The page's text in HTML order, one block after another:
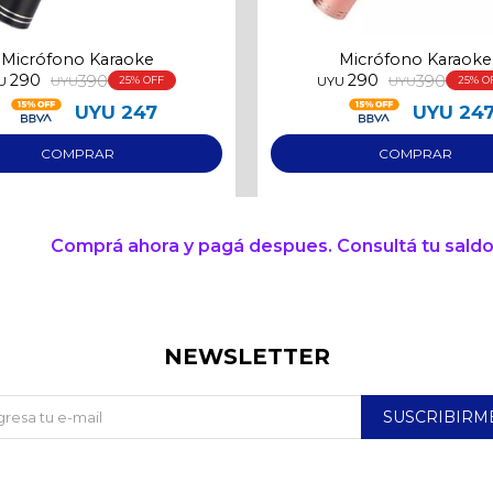
Micrófono Karaoke
290 UYU390 25
UYU 247
Micrófono Karaoke
UYU 290 UYU390 25
UYU
Comprá ahora y pagá despues. Consultá tu
NEWSLETTER